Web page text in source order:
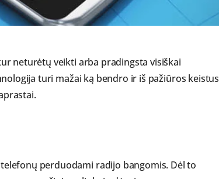
neturėtų veikti arba pradingsta visiškai
turi mažai ką bendro ir iš pažiūros keistus
perduodami radijo bangomis. Dėl to